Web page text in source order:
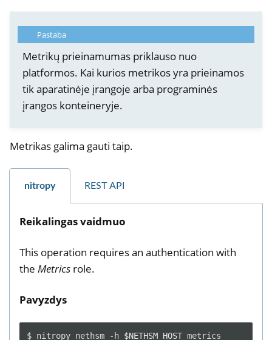
Pastaba
Metrikų prieinamumas priklauso nuo
platformos. Kai kurios metrikos yra prieinamos
tik aparatinėje įrangoje arba programinės
įrangos konteineryje.
Metrikas galima gauti taip.
nitropy REST API
Reikalingas vaidmuo
This operation requires an authentication with
the Metrics role.
Pavyzdys
$ nitropy nethsm -h $NETHSM_HOST